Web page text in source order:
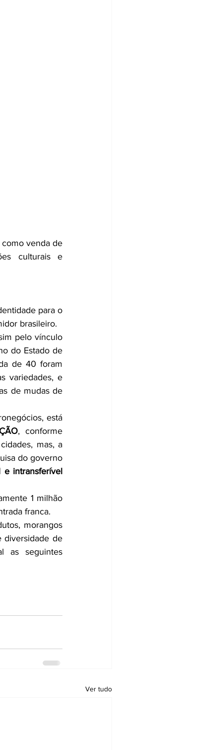
venda de
culturais e
para o
brasileiro.
pelo vínculo
do Estado de
de 40 foram
variedades, e
de mudas de
está
, conforme
mas, a
do governo
1 milhão
franca.
morangos
diversidade de
as seguintes
Ver tudo